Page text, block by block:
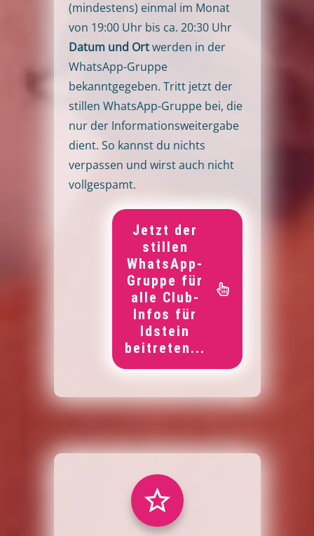
(mindestens) einmal im Monat
von 19:00 Uhr bis ca. 20:30 Uhr
Datum und Ortwerden in der
WhatsApp-Gruppe
bekanntgegeben. Tritt jetzt der
stillen WhatsApp-Gruppe bei, die
nur der Informationsweitergabe
dient. So kannst du nichts
verpassen und wirst auch nicht
vollgespamt.
Jetzt der
stillen
WhatsApp-
Gruppe für
alle Club-
Infos für
Idstein
beitreten...